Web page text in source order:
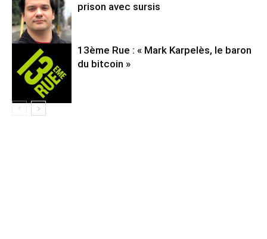
prison avec sursis
13ème Rue : « Mark Karpelès, le baron
du bitcoin »